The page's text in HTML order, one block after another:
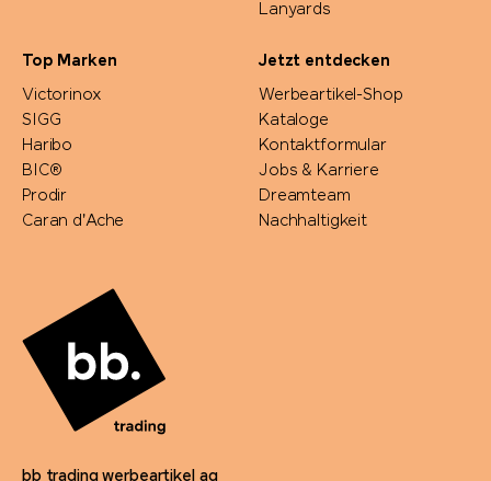
Lanyards
Top Marken
Victorinox
SIGG
Haribo
BIC®
Prodir
Caran d'Ache
Jetzt entdecken
Werbeartikel-Shop
Kataloge
Kontaktformular
Jobs & Karriere
Dreamteam
Nachhaltigkeit
bb trading werbeartikel ag